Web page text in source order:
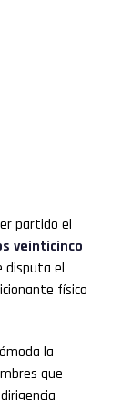
partido el
veinticinco
disputa el
físico
la
que